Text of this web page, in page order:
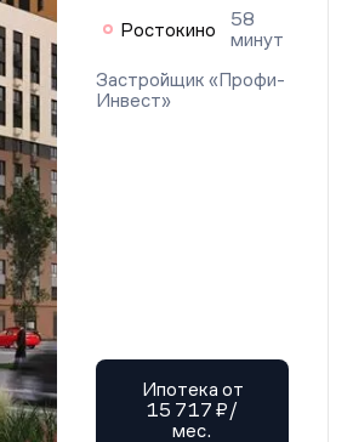
Ростокино
58
минут
Застройщик «Профи-
Инвест»
Ипотека от
15 717 ₽/
мес.